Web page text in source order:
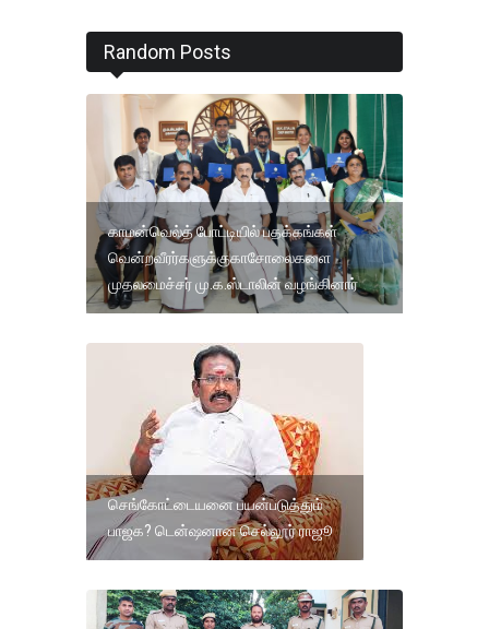
Random Posts
காமன்வெல்த் போட்டியில் பதக்கங்கள்
வென்றவீரர்களுக்குகாசோலைகளை
முதலமைச்சர் மு.க.ஸ்டாலின் வழங்கினார்
செங்கோட்டையனை பயன்படுத்தும்
பாஜக? டென்ஷனான செல்லூர் ராஜூ